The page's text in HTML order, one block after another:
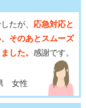
たが、 応急対応と
そのあとスムーズ
した。 感謝です。
女性